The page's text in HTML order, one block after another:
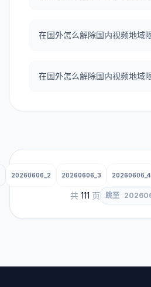
20260606_2 20260606_3 20260606_4
共 111 页 跳至